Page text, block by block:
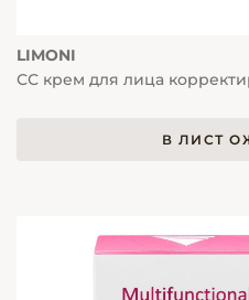
LIMONI
СС крем для лица
В ЛИСТ